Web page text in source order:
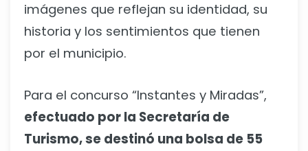
imágenes que reflejan su identidad, su
historia y los sentimientos que tienen
por el municipio.
Para el concurso “Instantes y Miradas”,
efectuado por la Secretaría de
Turismo, se destinó una bolsa de 55